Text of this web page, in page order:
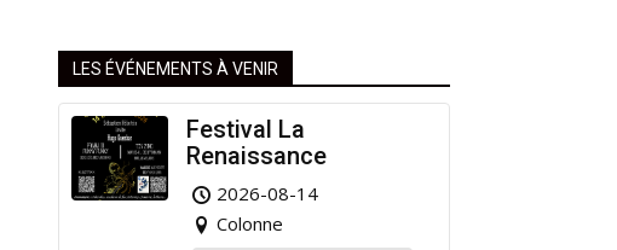
LES ÉVÉNEMENTS À VENIR
Festival La
Renaissance
2026-08-14
Colonne